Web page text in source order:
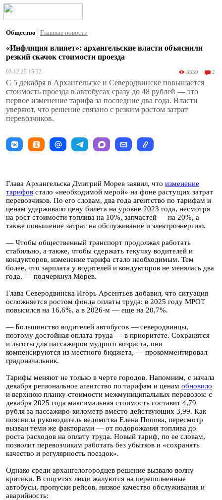
Общество | Главные новости
«Инфляция влияет»: архангельские власти объяснили
резкий скачок стоимости проезда
03.12.25 15:32 3359 2
С 5 декабря в Архангельске и Северодвинске повышается
стоимость проезда в автобусах сразу до 48 рублей — это
первое изменение тарифа за последние два года. Власти
уверяют, что решение связано с резким ростом затрат
перевозчиков.
Глава Архангельска Дмитрий Морев заявил, что изменение
тарифов стало «необходимой мерой» на фоне растущих затрат
перевозчиков. По его словам, два года агентство по тарифам и
ценам удерживало цену билета на уровне 2023 года, несмотря
на рост стоимости топлива на 10%, запчастей — на 20%, а
также повышение затрат на обслуживание и электроэнергию.
— Чтобы общественный транспорт продолжал работать
стабильно, а также, чтобы сдержать текучку водителей и
кондукторов, изменение тарифа стало необходимым. Тем
более, что зарплата у водителей и кондукторов не менялась два
года, — подчеркнул Морев.
Глава Северодвинска Игорь Арсентьев добавил, что ситуация
осложняется ростом фонда оплаты труда: в 2025 году МРОТ
повысился на 16,6%, а в 2026-м — еще на 20,7%.
— Большинство водителей автобусов — северодвинцы,
поэтому достойная оплата труда — в приоритете. Сохранятся
и льготы для пассажиров мудрого возраста, они
компенсируются из местного бюджета, — прокомментировал
градоначальник.
Тарифы меняют не только в черте городов. Напомним, с начала
декабря региональное агентство по тарифам и ценам обновило
и верхнюю планку стоимости межмуниципальных перевозок: с
декабря 2025 года максимальная стоимость составит 4,79
рубля за пассажиро-километр вместо действующих 3,99. Как
пояснила руководитель ведомства Елена Попова, пересмотр
вызван теми же факторами — от подорожания топлива до
роста расходов на оплату труда. Новый тариф, по ее словам,
позволит перевозчикам работать без убытков и «сохранять
качество и регулярность поездок».
Однако среди архангелогородцев решение вызвало волну
критики. В соцсетях люди жалуются на переполненные
автобусы, пропуски рейсов, низкое качество обслуживания и
аварийность: